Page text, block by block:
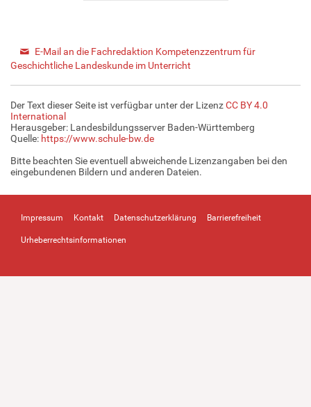
E-Mail an die Fachredaktion Kompetenzzentrum für
Geschichtliche Landeskunde im Unterricht
Der Text dieser Seite ist verfügbar unter der LizenzCC BY 4.0
International
Herausgeber: Landesbildungsserver Baden-Württemberg
Quelle: https://www.schule-bw.de
Bitte beachten Sie eventuell abweichende Lizenzangaben bei den
eingebundenen Bildern und anderen Dateien.
Impressum Kontakt Datenschutzerklärung Barrierefreiheit
Urheberrechtsinformationen